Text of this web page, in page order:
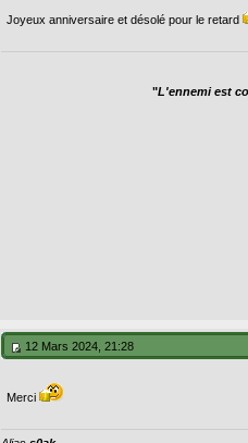
Joyeux anniversaire et désolé pour le retard
"L'ennemi est
12 Mars 2024, 21:28
Merci